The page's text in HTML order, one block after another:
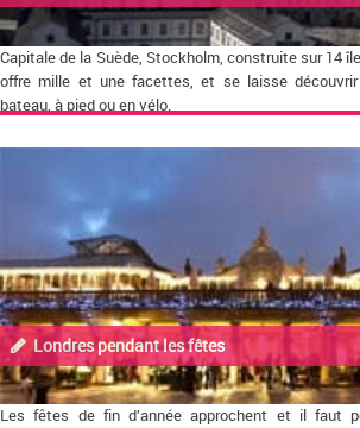
Capitale de la Suède, Stockholm, construite sur 14
offre mille et une facettes, et se laisse
bateau, à pied ou en vélo.
Londres pendant les fêtes
Les fêtes de fin d’année approchent et il faut